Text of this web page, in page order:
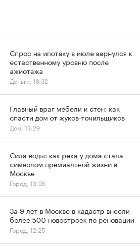
Спрос на ипотеку в июле вернулся к
естественному уровню после
ажиотажа
Деньги, 13:32
Главный враг мебели и стен: как
спасти дом от жуков-точильщиков
Дом, 13:29
Сила воды: как река у дома стала
символом премиальной жизни в
Москве
Город, 13:05
За 9 лет в Москве в кадастр внесли
более 500 новостроек по реновации
Город, 12:25